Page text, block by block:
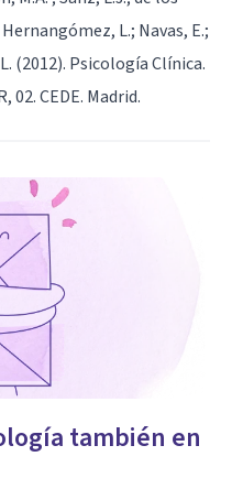
L.; Navas, E.;
(2012). Psicología Clínica.
02. CEDE. Madrid.
también en